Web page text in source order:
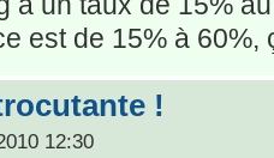
est de 15% à 60%,
!
12:30